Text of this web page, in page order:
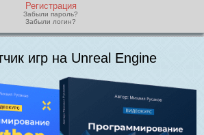
Регистрация
Забыли пароль?
Забыли логин?
игр на Unreal Engine